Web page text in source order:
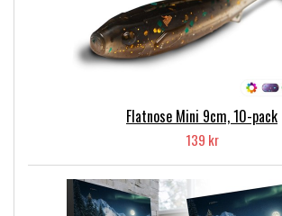
Flatnose Mini 9cm, 10-pack
139 kr